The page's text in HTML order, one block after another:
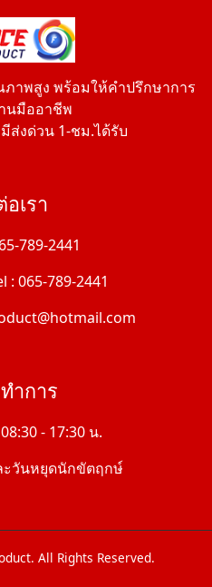
าพสูง พร้อมให้คำปรึกษาการ
นมืออาชีพ
งด่วน 1-ชม.ได้รับ
เรา
789-2441
: 065-789-2441
ำการ
- 17:30 น.
วันหยุดนักขัตฤกษ์
All Rights Reserved.